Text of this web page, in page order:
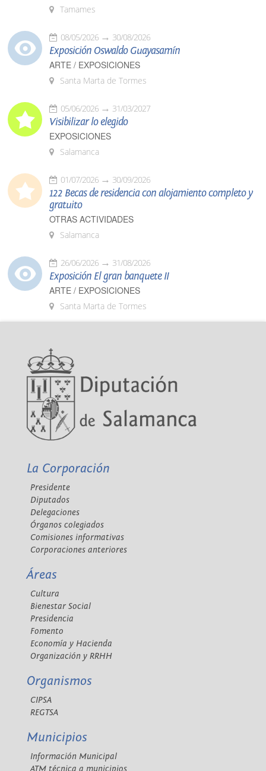
Tamames
08/05/2026 30/08/2026
Exposición Oswaldo Guayasamín
ARTE / EXPOSICIONES
Santa Marta de Tormes
05/06/2026 31/03/2027
Visibilizar lo elegido
EXPOSICIONES
Salamanca
01/07/2026 30/09/2026
122 Becas de residencia con alojamiento completo y
gratuito
OTRAS ACTIVIDADES
Salamanca
26/06/2026 31/08/2026
Exposición El gran banquete II
ARTE / EXPOSICIONES
Santa Marta de Tormes
La Corporación
Presidente
Diputados
Delegaciones
Órganos colegiados
Comisiones informativas
Corporaciones anteriores
Áreas
Cultura
Bienestar Social
Presidencia
Fomento
Economía y Hacienda
Organización y RRHH
Organismos
CIPSA
REGTSA
Municipios
Información Municipal
ATM técnica a municipios